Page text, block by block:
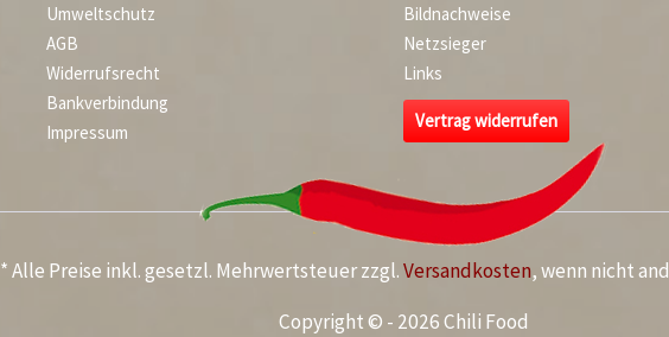
Umweltschutz
AGB
Widerrufsrecht
Bankverbindung
Impressum
Bildnachweise
Netzsieger
Links
Vertrag widerrufen
* Alle Preise inkl. gesetzl. Mehrwertsteuer zzgl.Versandkosten, wenn nicht
Copyright © - 2026 Chili Food